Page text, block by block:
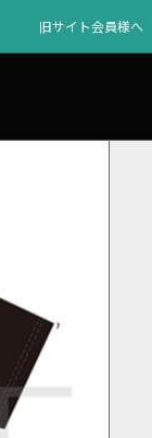
旧サイト会員様へ